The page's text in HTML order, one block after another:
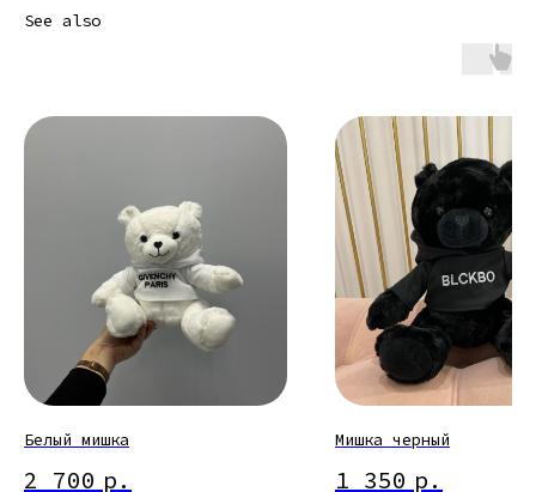
See also
Белый мишка
2 700 р.
Мишка черный
1 350 р.